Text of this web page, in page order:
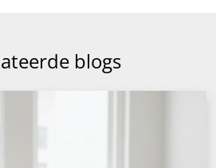
blogs